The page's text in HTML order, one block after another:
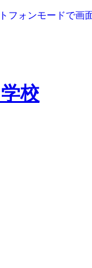
フォンモードで画
校